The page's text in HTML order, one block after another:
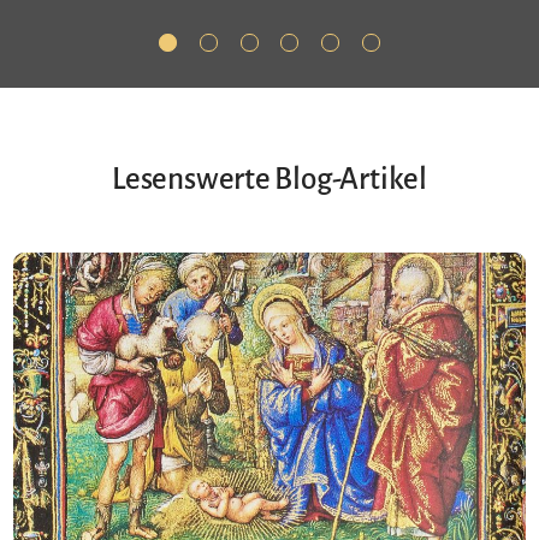
Lesenswerte Blog-Artikel